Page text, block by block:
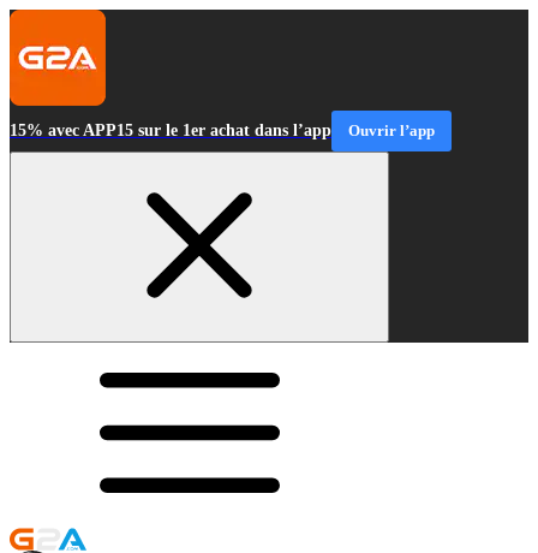
15% avec APP15 sur le 1er achat dans l’app Ouvrir l’app